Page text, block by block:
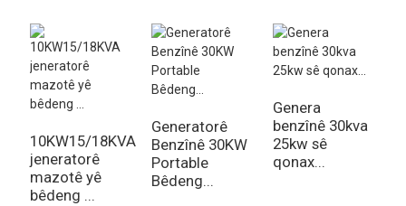
10KW15/18KVA
jeneratorê
mazotê yê
bêdeng ...
Generatorê
Benzînê 30KW
Portable
Bêdeng...
Genera
benzînê 30kva
25kw sê
qonax...